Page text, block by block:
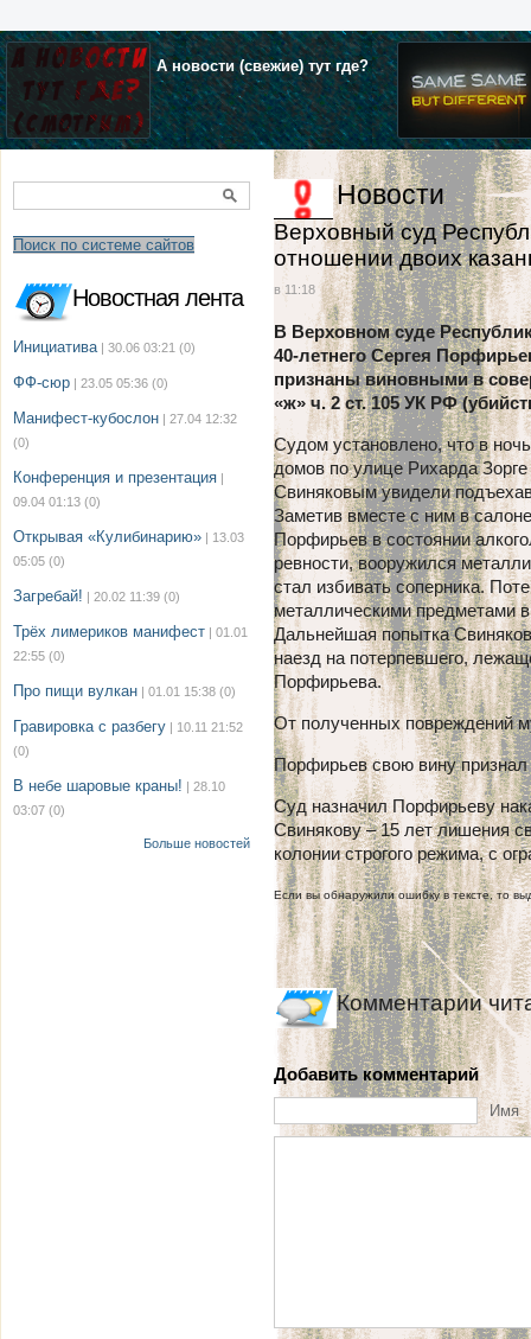
А новости (свежие) тут где?
Поиск по системе сайтов
Новостная лента
Инициатива | 30.06 03:21 (0)
ФФ-сюр | 23.05 05:36 (0)
Манифест-кубослон | 27.04 12:32
(0)
Конференция и презентация |
09.04 01:13 (0)
Открывая «Кулибинарию» | 13.03
05:05 (0)
Загребай! | 20.02 11:39 (0)
Трёх лимериков манифест | 01.01
22:55 (0)
Про пищи вулкан | 01.01 15:38 (0)
Гравировка с разбегу | 10.11 21:52
(0)
В небе шаровые краны! | 28.10
03:07 (0)
Больше новостей
Новости
Верховный суд
отношении двоих
в 11:18
В Верховном суде
40-летнего Сергея
признаны виновными в
«ж» ч. 2 ст. 105 УК РФ
Судом установлено, что в
домов по улице Рихарда
Свиняковым увидели
Заметив вместе с ним в
Порфирьев в состоянии
ревности, вооружился
стал избивать соперника.
металлическими предметами
Дальнейшая попытка
наезд на потерпевшего,
Порфирьева.
От полученных повреждений
Порфирьев свою вину признал
Суд назначил Порфирьеву
Свинякову – 15 лет лишения
колонии строгого режима, с
Если вы обнаружили ошибку в тексте, то
Комментарии
Добавить комментарий
Имя